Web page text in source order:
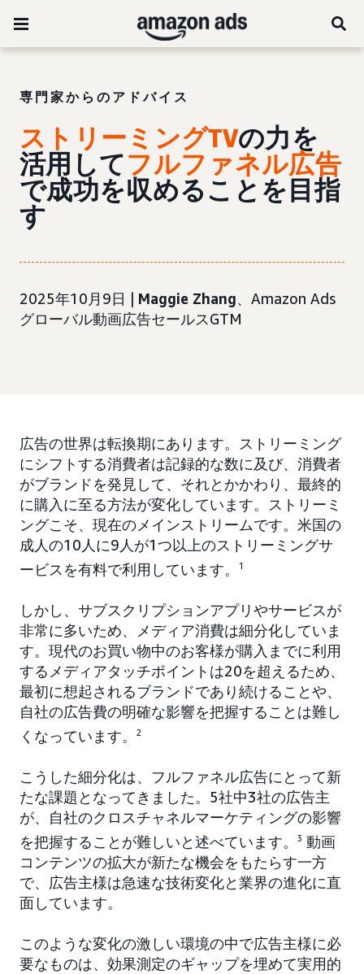
専門家からのアドバイス
ストリーミングTVの力を
活用してフルファネル広告
で成功を収めることを目指
す
2025年10月9日 | Maggie Zhang、Amazon Ads
グローバル動画広告セールスGTM
広告の世界は転換期にあります。ストリーミング
にシフトする消費者は記録的な数に及び、消費者
がブランドを発見して、それとかかわり、最終的
に購入に至る方法が変化しています。ストリーミ
ングこそ、現在のメインストリームです。米国の
成人の10人に9人が1つ以上のストリーミングサ
ービスを有料で利用しています。
1
しかし、サブスクリプションアプリやサービスが
非常に多いため、メディア消費は細分化していま
す。現代のお買い物中のお客様が購入までに利用
するメディアタッチポイントは20を超えるため、
最初に想起されるブランドであり続けることや、
自社の広告費の明確な影響を把握することは難し
くなっています。
2
こうした細分化は、フルファネル広告にとって新
たな課題となってきました。5社中3社の広告主
が、自社のクロスチャネルマーケティングの影響
を把握することが難しいと述べています。
3 動画
コンテンツの拡大が新たな機会をもたらす一方
で、広告主様は急速な技術変化と業界の進化に直
面しています。
このような変化の激しい環境の中で広告主様に必
要なものは、効果測定のギャップを埋めて実用的